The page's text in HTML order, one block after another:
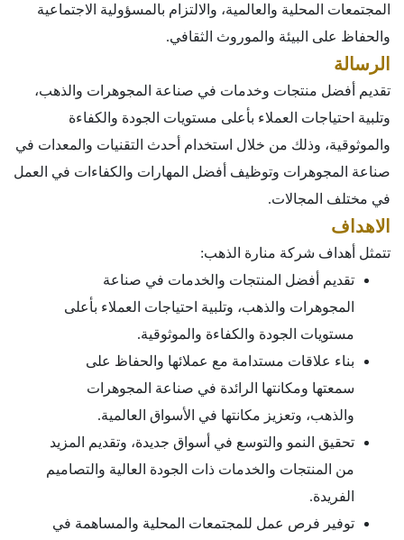
المجتمعات المحلية والعالمية، والالتزام بالمسؤولية الاجتماعية
والحفاظ على البيئة والموروث الثقافي.
الرسالة
تقديم أفضل منتجات وخدمات في صناعة المجوهرات والذهب،
وتلبية احتياجات العملاء بأعلى مستويات الجودة والكفاءة
والموثوقية، وذلك من خلال استخدام أحدث التقنيات والمعدات في
صناعة المجوهرات وتوظيف أفضل المهارات والكفاءات في العمل
في مختلف المجالات.
الاهداف
تتمثل أهداف شركة منارة الذهب:
تقديم أفضل المنتجات والخدمات في صناعة
المجوهرات والذهب، وتلبية احتياجات العملاء بأعلى
مستويات الجودة والكفاءة والموثوقية.
بناء علاقات مستدامة مع عملائها والحفاظ على
سمعتها ومكانتها الرائدة في صناعة المجوهرات
والذهب، وتعزيز مكانتها في الأسواق العالمية.
تحقيق النمو والتوسع في أسواق جديدة، وتقديم المزيد
من المنتجات والخدمات ذات الجودة العالية والتصاميم
الفريدة.
توفير فرص عمل للمجتمعات المحلية والمساهمة في